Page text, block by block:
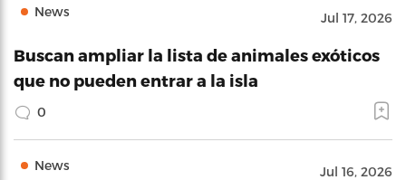
News Jul 17, 2026
Buscan ampliar la lista de animales exóticos
que no pueden entrar a la isla
0
News Jul 16, 2026